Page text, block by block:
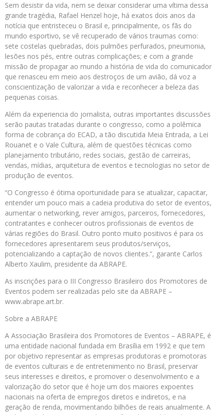
Sem desistir da vida, nem se deixar considerar uma vítima dessa
grande tragédia, Rafael Henzel hoje, há exatos dois anos da
notícia que entristeceu o Brasil e, principalmente, os fãs do
mundo esportivo, se vê recuperado de vários traumas como:
sete costelas quebradas, dois pulmões perfurados, pneumonia,
lesões nos pés, entre outras complicações; e com a grande
missão de propagar ao mundo a história de vida do comunicador
que renasceu em meio aos destroços de um avião, dá voz a
conscientização de valorizar a vida e reconhecer a beleza das
pequenas coisas.
Além da experiencia do jornalista, outras importantes discussões
serão pautas tratadas durante o congresso, como a polêmica
forma de cobrança do ECAD, a tão discutida Meia Entrada, a Lei
Rouanet e o Vale Cultura, além de questões técnicas como
planejamento tributário, redes sociais, gestão de carreiras,
vendas, mídias, arquitetura de eventos e tecnologias no setor de
produção de eventos.
“O Congresso é ótima oportunidade para se atualizar, capacitar,
entender um pouco mais a cadeia produtiva do setor de eventos,
aumentar o networking, rever amigos, parceiros, fornecedores,
contratantes e conhecer outros profissionais de eventos de
várias regiões do Brasil. Outro ponto muito positivos é para os
fornecedores apresentarem seus produtos/serviços,
potencializando a captação de novos clientes.”, garante Carlos
Alberto Xaulim, presidente da ABRAPE.
As inscrições para o III Congresso Brasileiro dos Promotores de
Eventos podem ser realizadas pelo site da ABRAPE –
www.abrape.art.br.
Sobre a ABRAPE
A Associação Brasileira dos Promotores de Eventos – ABRAPE, é
uma entidade nacional fundada em Brasília em 1992 e que tem
por objetivo representar as empresas produtoras e promotoras
de eventos culturais e de entretenimento no Brasil, preservar
seus interesses e direitos, e promover o desenvolvimento e a
valorização do setor que é hoje um dos maiores expoentes
nacionais na oferta de empregos diretos e indiretos, e na
geração de renda, movimentando bilhões de reais anualmente. A